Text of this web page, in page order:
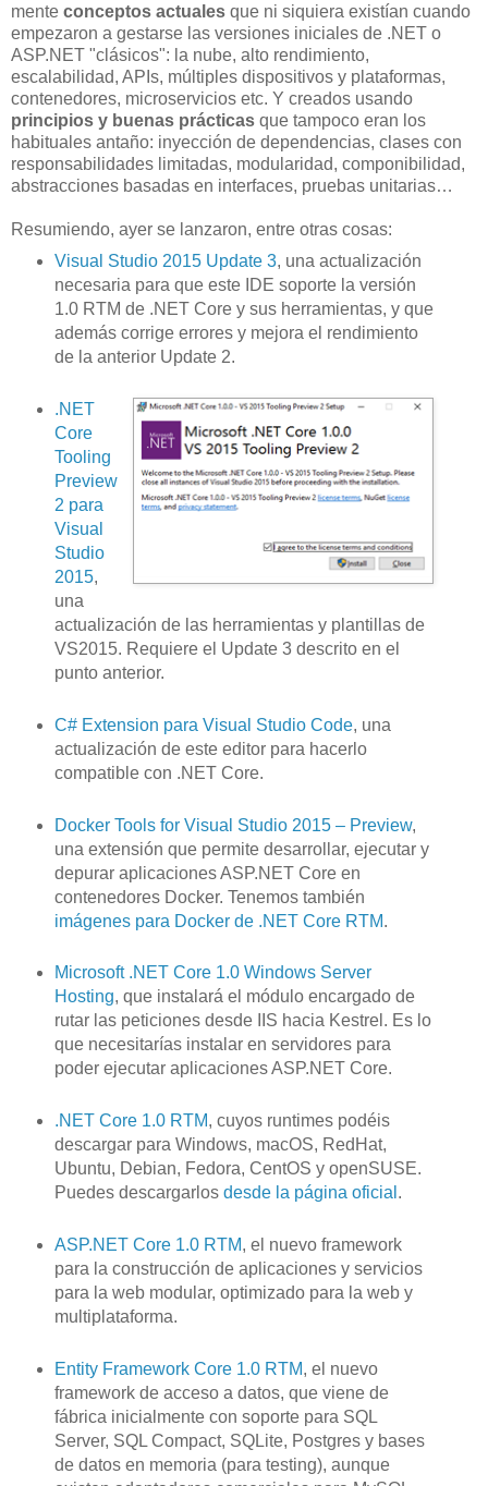
mente conceptos actuales que ni siquiera existían cuando
empezaron a gestarse las versiones iniciales de .NET o
ASP.NET "clásicos": la nube, alto rendimiento,
escalabilidad, APIs, múltiples dispositivos y plataformas,
contenedores, microservicios etc. Y creados usando
principios y buenas prácticas que tampoco eran los
habituales antaño: inyección de dependencias, clases con
responsabilidades limitadas, modularidad, componibilidad,
abstracciones basadas en interfaces, pruebas unitarias…
Resumiendo, ayer se lanzaron, entre otras cosas:
Visual Studio 2015 Update 3, una actualización
necesaria para que este IDE soporte la versión
1.0 RTM de .NET Core y sus herramientas, y que
además corrige errores y mejora el rendimiento
de la anterior Update 2.
.NET
Core
Tooling
Preview
2 para
Visual
Studio
2015,
una
actualización de las herramientas y plantillas de
VS2015. Requiere el Update 3 descrito en el
punto anterior.
C# Extension para Visual Studio Code, una
actualización de este editor para hacerlo
compatible con .NET Core.
Docker Tools for Visual Studio 2015 – Preview,
una extensión que permite desarrollar, ejecutar y
depurar aplicaciones ASP.NET Core en
contenedores Docker. Tenemos también
imágenes para Docker de .NET Core RTM.
Microsoft .NET Core 1.0 Windows Server
Hosting, que instalará el módulo encargado de
rutar las peticiones desde IIS hacia Kestrel. Es lo
que necesitarías instalar en servidores para
poder ejecutar aplicaciones ASP.NET Core.
.NET Core 1.0 RTM, cuyos runtimes podéis
descargar para Windows, macOS, RedHat,
Ubuntu, Debian, Fedora, CentOS y openSUSE.
Puedes descargarlos desde la página oficial .
ASP.NET Core 1.0 RTM, el nuevo framework
para la construcción de aplicaciones y servicios
para la web modular, optimizado para la web y
multiplataforma.
Entity Framework Core 1.0 RTM, el nuevo
framework de acceso a datos, que viene de
fábrica inicialmente con soporte para SQL
Server, SQL Compact, SQLite, Postgres y bases
de datos en memoria (para testing), aunque